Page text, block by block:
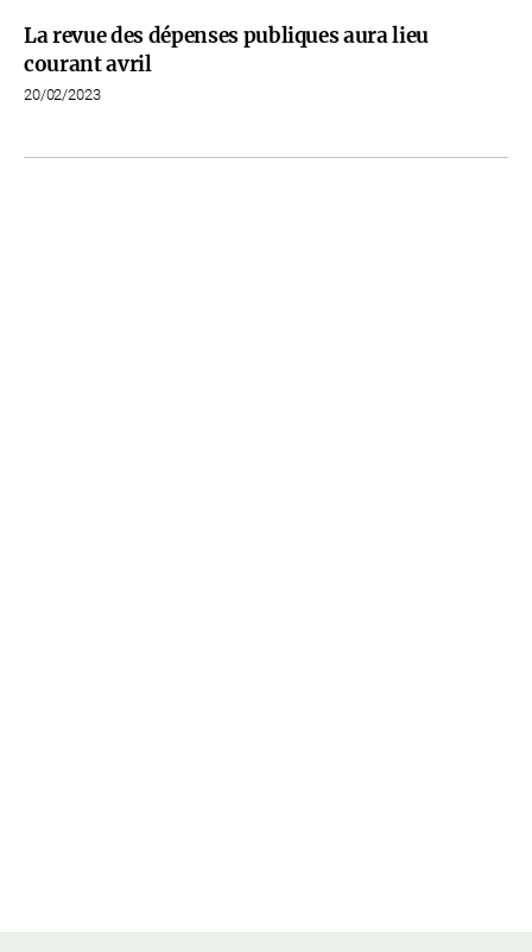
La revue des dépenses publiques aura lieu
courant avril
20/02/2023